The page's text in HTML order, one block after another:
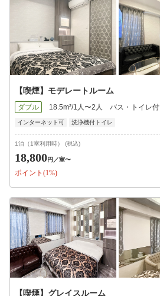
【喫煙】モデレートルーム
ダブル 18.5m²/1人〜2人 バス・トイレ付
インターネット可 洗浄機付トイレ
1泊（1室利用時） (税込)
18,800円 ／室〜
ポイント(1%)
【喫煙】グレイスルーム